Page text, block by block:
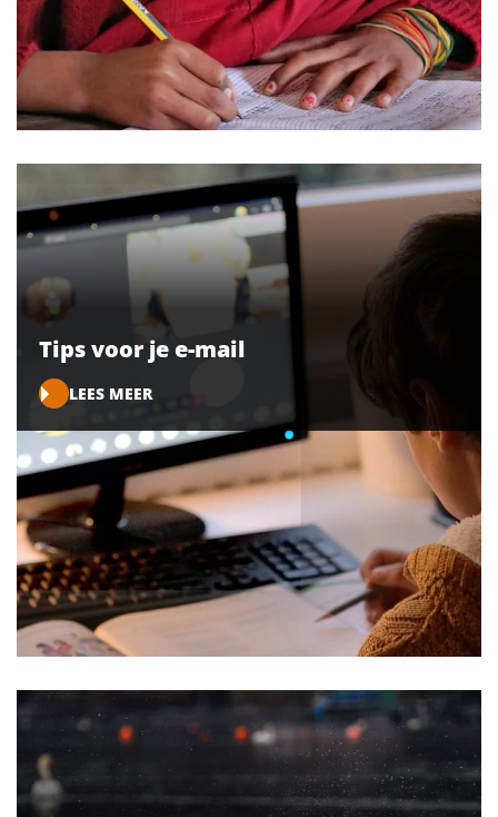
Tips voor je e-mail
LEES MEER